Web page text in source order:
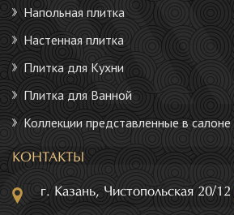
Напольная плитка
Настенная плитка
Плитка для Кухни
Плитка для Ванной
Коллекции представленные в салоне
КОНТАКТЫ
г. Казань, Чистопольская 20/12